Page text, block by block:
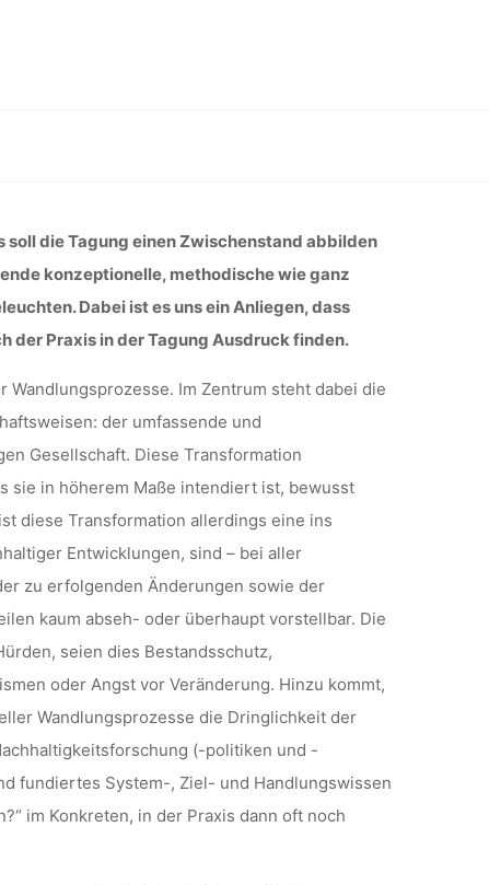
3. JUNI
3. Juni 2022 in Karlsruhe
soll die Tagung einen Zwischenstand abbilden
konzeptionelle, methodische wie ganz
Dabei ist es uns ein Anliegen, dass
der Praxis in der Tagung Ausdruck finden.
Im Zentrum steht dabei die
der umfassende und
Gesellschaft. Diese Transformation
sie in höherem Maße intendiert ist, bewusst
diese Transformation allerdings eine ins
Entwicklungen, sind – bei aller
zu erfolgenden Änderungen sowie der
kaum abseh- oder überhaupt vorstellbar. Die
seien dies Bestandsschutz,
oder Angst vor Veränderung. Hinzu kommt,
Wandlungsprozesse die Dringlichkeit der
(-politiken und -
fundiertes System-, Ziel- und Handlungswissen
im Konkreten, in der Praxis dann oft noch